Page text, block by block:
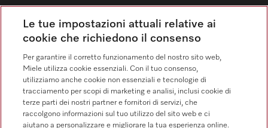
Contatti
Elenco dei contatti
Vendita
0471 666 319
Servizio assistenza
0471 666 319
Le tue impostazioni attuali relative ai
cookie che richiedono il consenso
Per garantire il corretto funzionamento del nostro sito web,
Miele utilizza cookie essenziali. Con il tuo consenso,
utilizziamo anche cookie non essenziali e tecnologie di
tracciamento per scopi di marketing e analisi, inclusi cookie di
terze parti dei nostri partner e fornitori di servizi, che
raccolgono informazioni sul tuo utilizzo del sito web e ci
aiutano a personalizzare e migliorare la tua esperienza online.